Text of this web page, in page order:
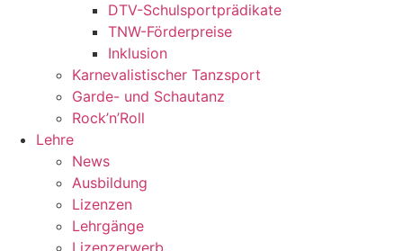
DTV-Schulsportprädikate
TNW-Förderpreise
Inklusion
Karnevalistischer Tanzsport
Garde- und Schautanz
Rock’n’Roll
Lehre
News
Ausbildung
Lizenzen
Lehrgänge
Lizenzerwerb